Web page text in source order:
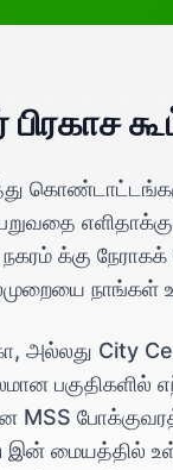
நகரம் க்கு
நாங்கள்
அல்லது City
பகுதிகளில்
MSS
இன் மையத்தில்